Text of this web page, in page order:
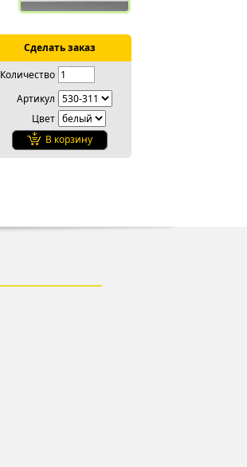
Сделать заказ
Количество
Артикул
Цвет
В корзину